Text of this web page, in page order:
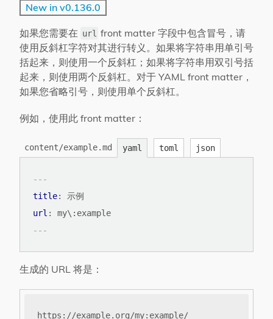
New in v0.136.0
如果您需要在 url front matter 字段中包含冒号，请
使用反斜杠字符对其进行转义。如果将字符串用单引号
括起来，则使用一个反斜杠；如果将字符串用双引号括
起来，则使用两个反斜杠。对于 YAML front matter，
如果您省略引号，则使用单个反斜杠。
例如，使用此 front matter：
content/example.md yaml toml json
---
title:
示例
url :
my\:example
---
生成的 URL 将是：